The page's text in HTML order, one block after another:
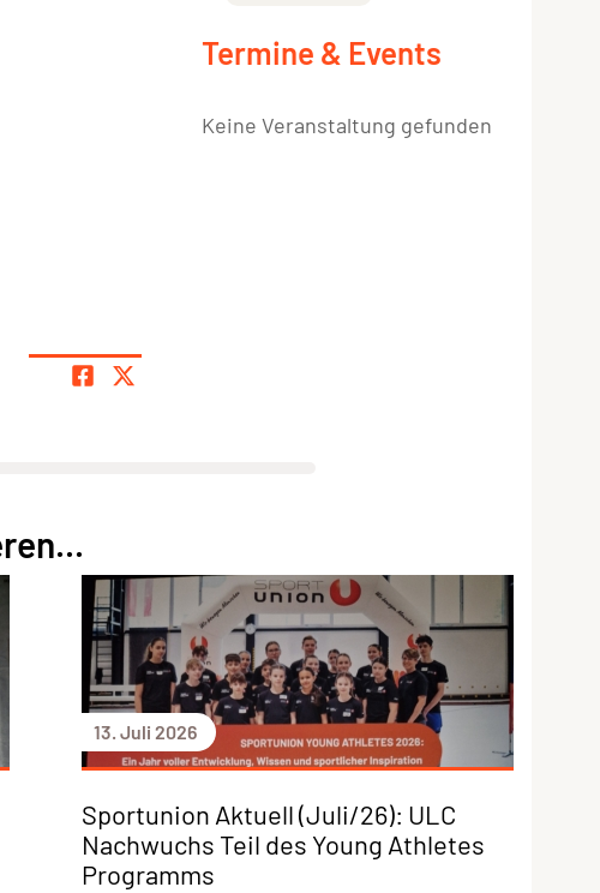
Termine & Events
Keine Veranstaltung gefunden
13. Juli 2026
Sportunion Aktuell (Juli/26): ULC
Nachwuchs Teil des Young Athletes
Programms